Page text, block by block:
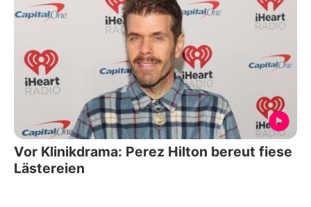
Vor Klinikdrama: Perez Hilton bereut fiese
Lästereien